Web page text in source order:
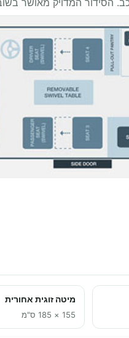
הסידור המדויק מאושר
מיטה זוגית אחורית
155 × 185 ס"מ